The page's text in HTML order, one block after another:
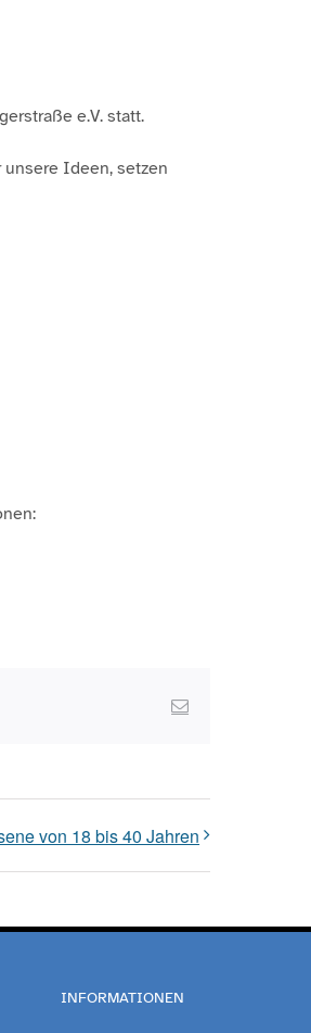
e.V. statt.
unsere Ideen, setzen
Email
von 18 bis 40 Jahren
INFORMATIONEN